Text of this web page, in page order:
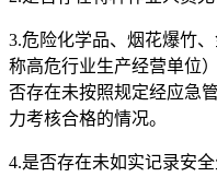
3.危险化学品、烟花爆竹
称高危行业生产经营单位
否存在未按照规定经应急
力考核合格的情况。
4.是否存在未如实记录安